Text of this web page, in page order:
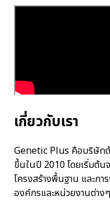
เกี่ยวกับเรา
Genetic Plus คือบริษัทด้
ขึ้นในปี 2010 โดยเริ่มต้น
โครงสร้างพื้นฐาน และก
องค์กรและหน่วยงานต่างๆ